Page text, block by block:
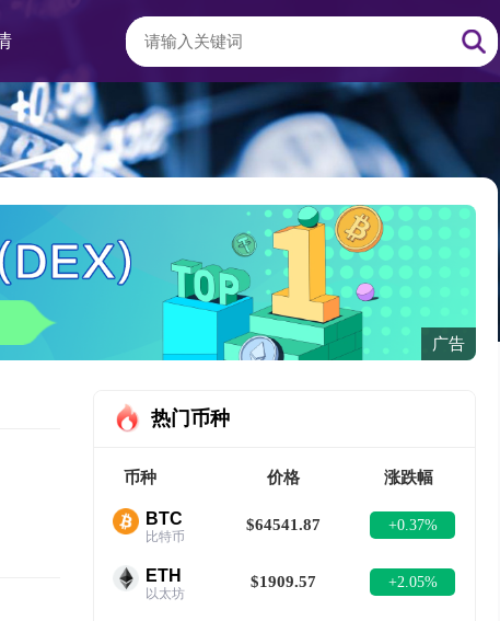
广告
热门币种
币种 价格 涨跌幅
BTC
比特币
$64541.87 +0.37%
ETH
以太坊
$1909.57 +2.05%